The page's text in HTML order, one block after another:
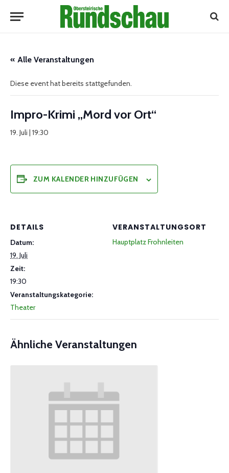
« Alle Veranstaltungen
Diese event hat bereits stattgefunden.
Impro-Krimi „Mord vor Ort“
19. Juli | 19:30
ZUM KALENDER HINZUFÜGEN
DETAILS
Datum:
19. Juli
Zeit:
19:30
Veranstaltungskategorie:
Theater
VERANSTALTUNGSORT
Hauptplatz Frohnleiten
Ähnliche Veranstaltungen